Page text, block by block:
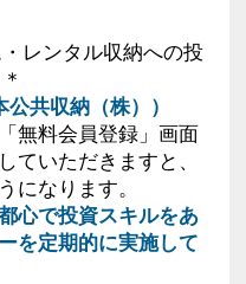
レンタル収納への投
共収納（株））
無料会員登録」画面
ていただきますと、
になります。
心で投資スキルをあ
を定期的に実施して